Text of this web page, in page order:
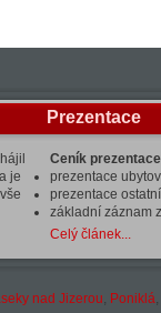
je
Prezentace
Ceník
prezentace
prezentace
základní záznam
Celý článek...
nad Jizerou, Poniklá,